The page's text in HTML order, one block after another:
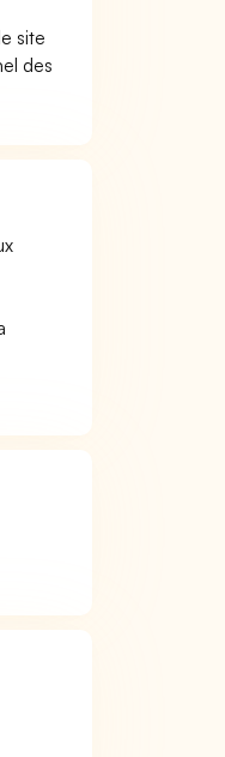
site
des